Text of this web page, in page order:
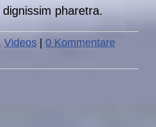
pharetra.
Videos
0 Kommentare